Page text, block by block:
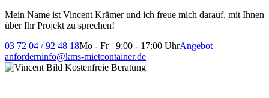
Mein Name ist Vincent Krämer und ich freue mich darauf, mit Ihnen
über Ihr Projekt zu sprechen!
03 72 04 / 92 48 18Mo - Fr 9:00 - 17:00 UhrAngebot
anforderninfo@kms-mietcontainer.de